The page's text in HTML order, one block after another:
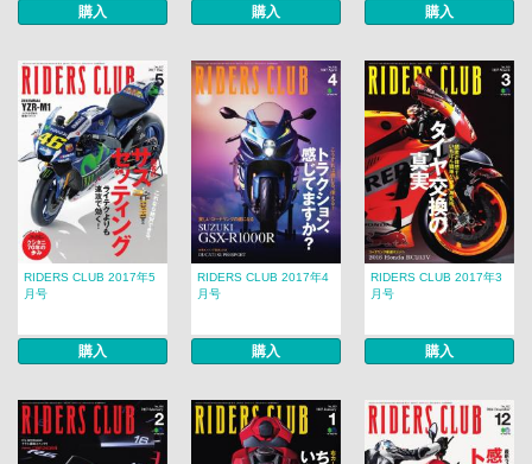
購入 購入 購入
RIDERS CLUB 2017年5
月号
購入
RIDERS CLUB 2017年4
月号
購入
RIDERS CLUB 2017年3
月号
購入